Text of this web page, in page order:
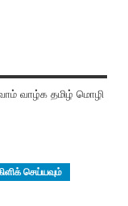
வாழ்க தமிழ் மொழி
செய்யவும்